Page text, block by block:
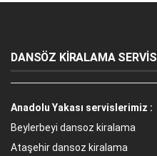
DANSÖZ KİRALAMA SERVİSİ
Anadolu Yakası servislerimiz :
Beylerbeyi dansoz kiralama
Ataşehir dansoz kiralama